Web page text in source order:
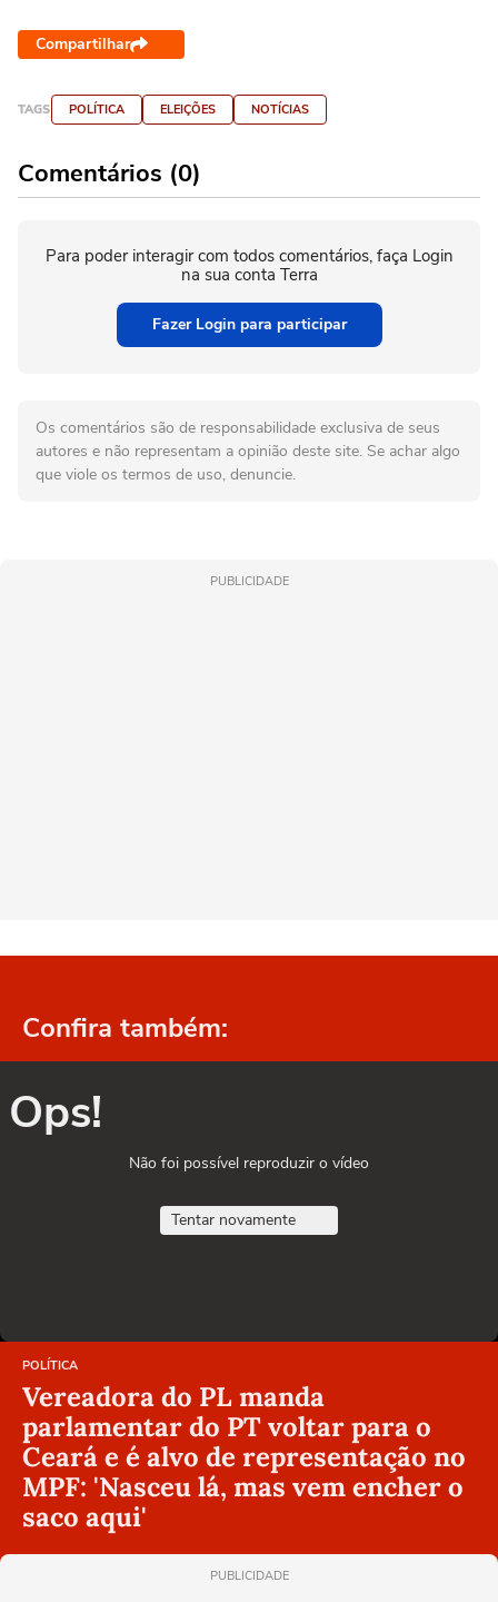
Compartilhar
TAGS POLÍTICA ELEIÇÕES NOTÍCIAS
Comentários (0)
Para poder interagir com todos comentários, faça Login
na sua conta Terra
Fazer Login para participar
Os comentários são de responsabilidade exclusiva de seus
autores e não representam a opinião deste site. Se achar algo
que viole os termos de uso, denuncie.
PUBLICIDADE
Confira também:
Ops!
Não foi possível reproduzir o vídeo
Tentar novamente
POLÍTICA
Vereadora do PL manda
parlamentar do PT voltar para o
Ceará e é alvo de representação no
MPF: 'Nasceu lá, mas vem encher o
saco aqui'
PUBLICIDADE